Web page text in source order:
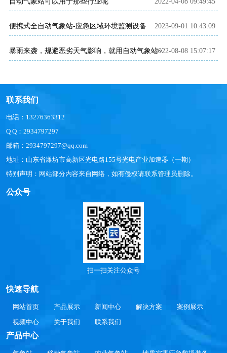
便携式全自动气象站-应急区域环境监测设备 2023-09-01 10:43:09
暴雨来袭，规避恶劣天气影响，就用自动气象站~2022-08-08 15:07:17
联系我们
电话：13276363312
Q Q：2934797297
邮箱：2934797297@qq.com
地址：山东省潍坊市高新区光电路155号光电产业加速器（一期）
特别声明：网站部分内容来自网络，如有侵权请联系管理员删除。
公众号
扫一扫关注公众号
快速导航
网站首页 产品展示 新闻中心 解决方案
案例展示
视频中心
关于我们 联系我们
产品中心